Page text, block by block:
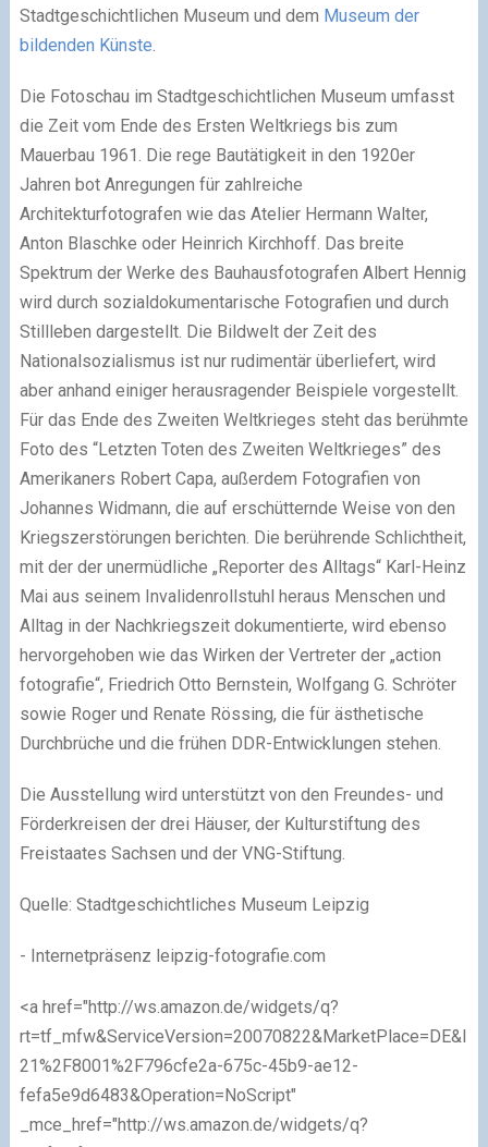
Stadtgeschichtlichen Museum und dem Museum der
bildenden Künste.
Die Fotoschau im Stadtgeschichtlichen Museum umfasst
die Zeit vom Ende des Ersten Weltkriegs bis zum
Mauerbau 1961. Die rege Bautätigkeit in den 1920er
Jahren bot Anregungen für zahlreiche
Architekturfotografen wie das Atelier Hermann Walter,
Anton Blaschke oder Heinrich Kirchhoff. Das breite
Spektrum der Werke des Bauhausfotografen Albert Hennig
wird durch sozialdokumentarische Fotografien und durch
Stillleben dargestellt. Die Bildwelt der Zeit des
Nationalsozialismus ist nur rudimentär überliefert, wird
aber anhand einiger herausragender Beispiele vorgestellt.
Für das Ende des Zweiten Weltkrieges steht das berühmte
Foto des “Letzten Toten des Zweiten Weltkrieges” des
Amerikaners Robert Capa, außerdem Fotografien von
Johannes Widmann, die auf erschütternde Weise von den
Kriegszerstörungen berichten. Die berührende Schlichtheit,
mit der der unermüdliche „Reporter des Alltags“ Karl-Heinz
Mai aus seinem Invalidenrollstuhl heraus Menschen und
Alltag in der Nachkriegszeit dokumentierte, wird ebenso
hervorgehoben wie das Wirken der Vertreter der „action
fotografie“, Friedrich Otto Bernstein, Wolfgang G. Schröter
sowie Roger und Renate Rössing, die für ästhetische
Durchbrüche und die frühen DDR-Entwicklungen stehen.
Die Ausstellung wird unterstützt von den Freundes- und
Förderkreisen der drei Häuser, der Kulturstiftung des
Freistaates Sachsen und der VNG-Stiftung.
Quelle: Stadtgeschichtliches Museum Leipzig
- Internetpräsenz leipzig-fotografie.com
<a href="http://ws.amazon.de/widgets/q?
21%2F8001%2F796cfe2a-675c-45b9-ae12-
fefa5e9d6483&Operation=NoScript"
_mce_href="http://ws.amazon.de/widgets/q?